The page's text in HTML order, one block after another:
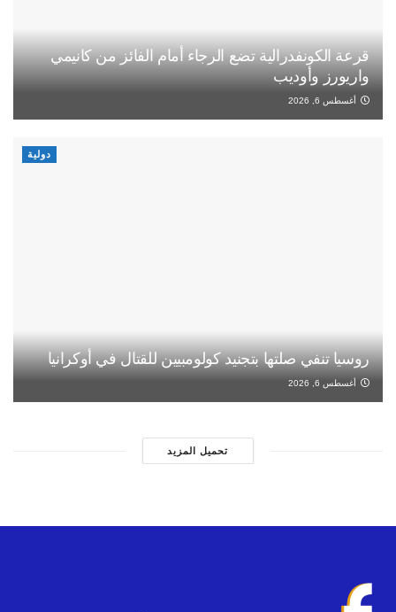
قرعة الكونفدرالية تضع الرجاء أمام الفائز من كانيمي
واريورز وأوديب
أغسطس 6, 2026
دولية
روسيا تنفي صلتها بتجنيد كولومبيين للقتال في أوكرانيا
أغسطس 6, 2026
تحميل المزيد